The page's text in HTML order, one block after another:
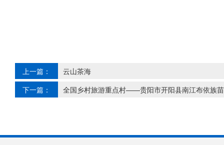
上一篇：
云山茶海
下一篇：
全国乡村旅游重点村——贵阳市开阳县南江布依族